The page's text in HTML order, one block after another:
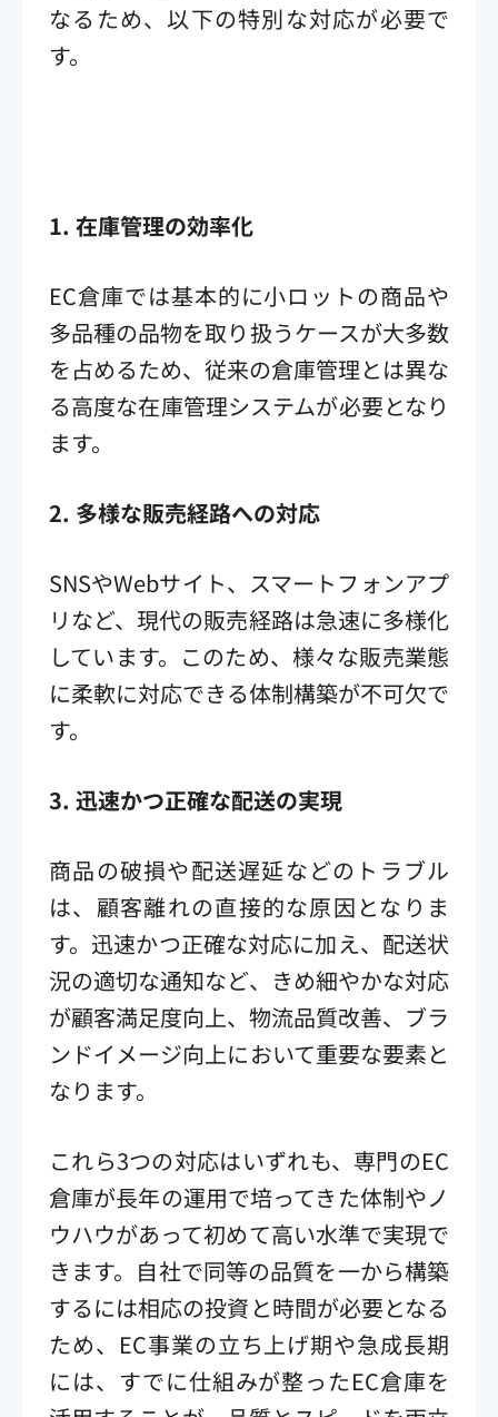
なるため、以下の特別な対応が必要で
す。
1. 在庫管理の効率化
EC倉庫では基本的に小ロットの商品や
多品種の品物を取り扱うケースが大多数
を占めるため、従来の倉庫管理とは異な
る高度な在庫管理システムが必要となり
ます。
2. 多様な販売経路への対応
SNSやWebサイト、スマートフォンアプ
リなど、現代の販売経路は急速に多様化
しています。このため、様々な販売業態
に柔軟に対応できる体制構築が不可欠で
す。
3. 迅速かつ正確な配送の実現
商品の破損や配送遅延などのトラブル
は、顧客離れの直接的な原因となりま
す。迅速かつ正確な対応に加え、配送状
況の適切な通知など、きめ細やかな対応
が顧客満足度向上、物流品質改善、ブラ
ンドイメージ向上において重要な要素と
なります。
これら3つの対応はいずれも、専門のEC
倉庫が長年の運用で培ってきた体制やノ
ウハウがあって初めて高い水準で実現で
きます。自社で同等の品質を一から構築
するには相応の投資と時間が必要となる
ため、EC事業の立ち上げ期や急成長期
には、すでに仕組みが整ったEC倉庫を